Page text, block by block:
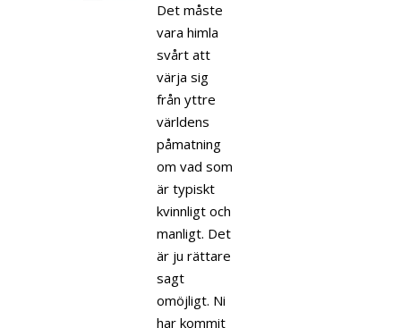
Det måste
vara himla
svårt att
värja sig
från yttre
världens
påmatning
om vad som
är typiskt
kvinnligt och
manligt. Det
är ju rättare
sagt
omöjligt. Ni
har kommit